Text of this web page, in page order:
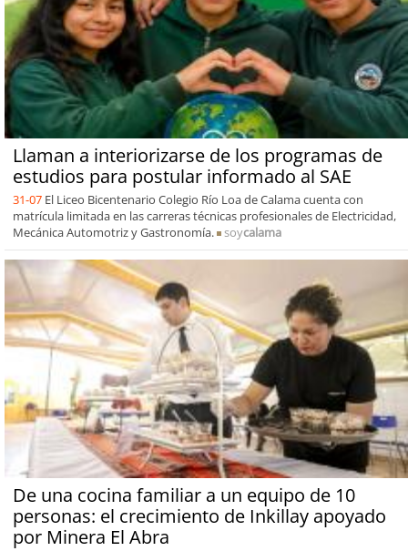
Llaman a interiorizarse de los programas de
estudios para postular informado al SAE
31-07 El Liceo Bicentenario Colegio Río Loa de Calama cuenta con
matrícula limitada en las carreras técnicas profesionales de Electricidad,
Mecánica Automotriz y Gastronomía.
soycalama
De una cocina familiar a un equipo de 10
personas: el crecimiento de Inkillay apoyado
por Minera El Abra